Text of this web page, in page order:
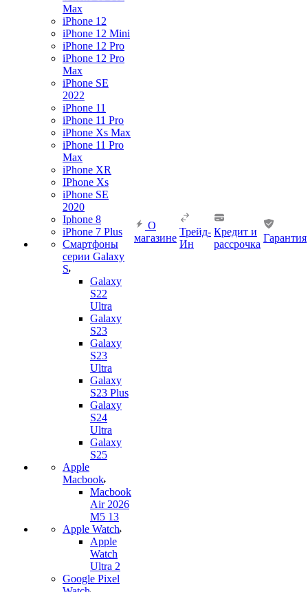
Max
iPhone 12
iPhone 12 Mini
iPhone 12 Pro
iPhone 12 Pro
Max
iPhone SE
2022
iPhone 11
iPhone 11 Pro
iPhone Xs Max
iPhone 11 Pro
Max
iPhone XR
IPhone Xs
iPhone SE
2020
Iphone 8
iPhone 7 Plus
Смартфоны
серии Galaxy
S
Galaxy
S22
Ultra
Galaxy
S23
Galaxy
S23
Ultra
Galaxy
S23 Plus
Galaxy
S24
Ultra
Galaxy
S25
Apple
Macbook
Macbook
Air 2026
M5 13
Apple Watch
Apple
Watch
Ultra 2
Google Pixel
О
магазине
Трейд-
Ин
Кредит и
рассрочка
Гарантия